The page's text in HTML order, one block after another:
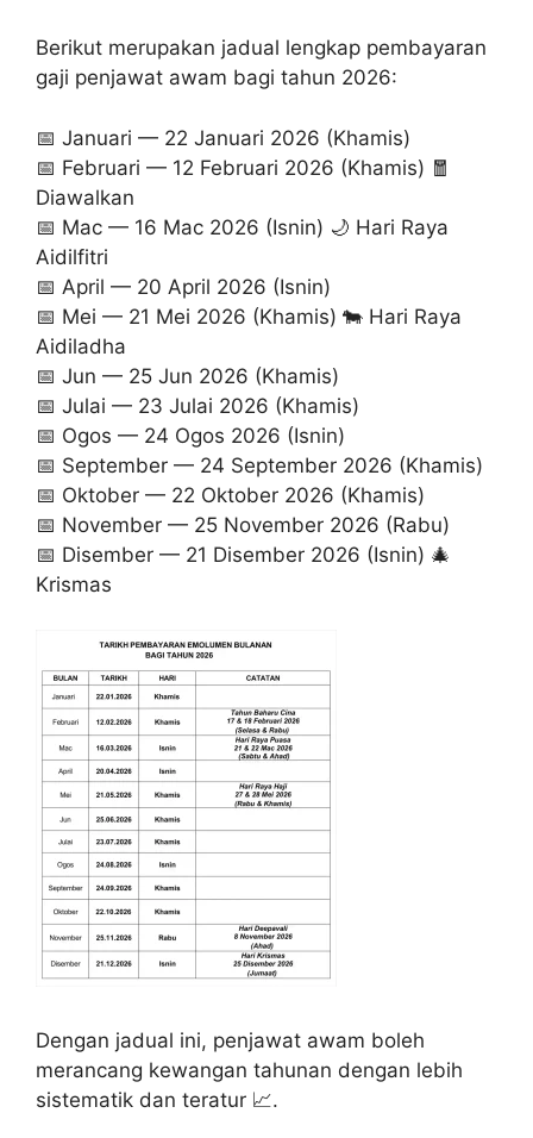
Berikut merupakan jadual lengkap pembayaran
gaji penjawat awam bagi tahun 2026:
📅 Januari — 22 Januari 2026 (Khamis)
📅 Februari — 12 Februari 2026 (Khamis) 🧧
Diawalkan
📅 Mac — 16 Mac 2026 (Isnin) 🌙 Hari Raya
Aidilfitri
📅 April — 20 April 2026 (Isnin)
📅 Mei — 21 Mei 2026 (Khamis) 🐄 Hari Raya
Aidiladha
📅 Jun — 25 Jun 2026 (Khamis)
📅 Julai — 23 Julai 2026 (Khamis)
📅 Ogos — 24 Ogos 2026 (Isnin)
📅 September — 24 September 2026 (Khamis)
📅 Oktober — 22 Oktober 2026 (Khamis)
📅 November — 25 November 2026 (Rabu)
📅 Disember — 21 Disember 2026 (Isnin) 🎄
Krismas
Dengan jadual ini, penjawat awam boleh
merancang kewangan tahunan dengan lebih
sistematik dan teratur 📈.